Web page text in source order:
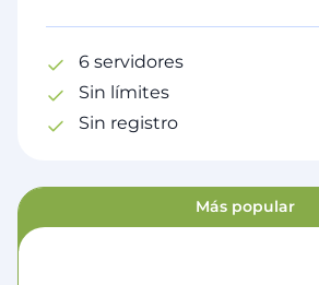
6 servidores
Sin límites
Sin registro
Más popular